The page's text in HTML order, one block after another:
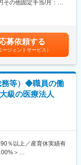
誤する面白さがありま
役となり、治験の円滑
タッフです。1998年に
医師が行う治験関連の
、治験責任医師を支援
ています。CRCには、
士等医療や介護に関わ
す。
せんが、患者様により
。まだ世に出る前の薬
にはその薬が色んな
くやりがいが感じられ
の他固定手当/月：
じて上下する可能性が
表記です。
募依頼する
ージェントサービス）
務等）◆職員の働
級の医療法人
％以上／産育休実績有
＞